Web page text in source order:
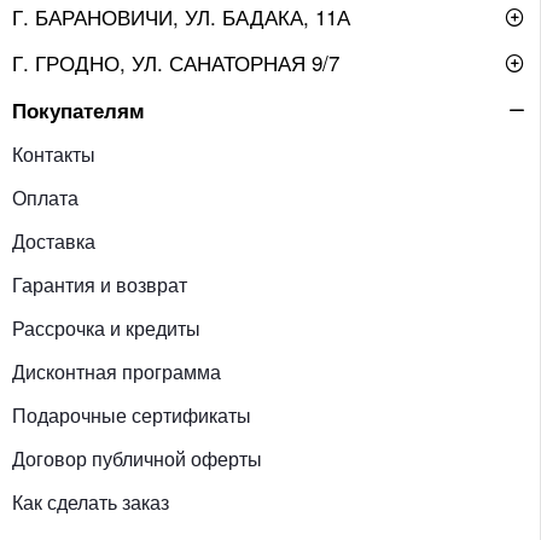
Г. БАРАНОВИЧИ, УЛ. БАДАКА, 11А
Г. ГРОДНО, УЛ. САНАТОРНАЯ 9/7
Покупателям
Контакты
Оплата
Доставка
Гарантия и возврат
Рассрочка и кредиты
Дисконтная программа
Подарочные сертификаты
Договор публичной оферты
Как сделать заказ